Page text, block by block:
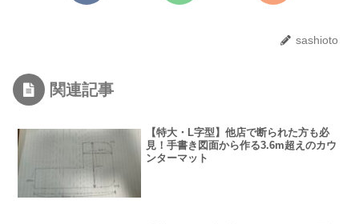
sashioto
関連記事
【特大・L字型】他店で断られた方も必
見！手書き図面から作る3.6m超えのカウ
ンターマット